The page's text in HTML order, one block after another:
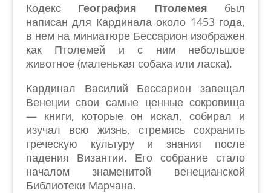
Кодекс География Птолемея был
написан для Кардинала около 1453 года,
в нем на миниатюре Бессарион изображен
как Птолемей и с ним небольшое
животное (маленькая собака или ласка).
Кардинал Василий Бессарион завещал
Венеции свои самые ценные сокровища
— книги, которые он искал, собирал и
изучал всю жизнь, стремясь сохранить
греческую культуру и знания после
падения Византии. Его собрание стало
началом знаменитой венецианской
Библиотеки Марчана.